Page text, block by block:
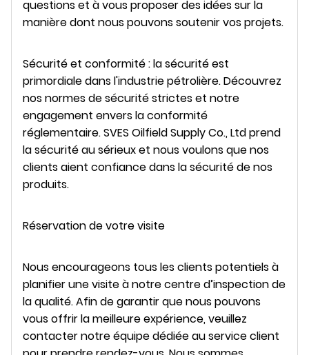
questions et à vous proposer des idées sur la
manière dont nous pouvons soutenir vos projets.
Sécurité et conformité : la sécurité est
primordiale dans l'industrie pétrolière. Découvrez
nos normes de sécurité strictes et notre
engagement envers la conformité
réglementaire. SVES Oilfield Supply Co., Ltd prend
la sécurité au sérieux et nous voulons que nos
clients aient confiance dans la sécurité de nos
produits.
Réservation de votre visite
Nous encourageons tous les clients potentiels à
planifier une visite à notre centre d’inspection de
la qualité. Afin de garantir que nous pouvons
vous offrir la meilleure expérience, veuillez
contacter notre équipe dédiée au service client